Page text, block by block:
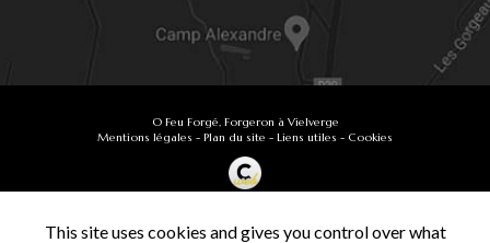
O Feu Forgé, Forgeron à Vielverge
Mentions légales - Plan du site - Liens utiles - Cookies
Secteur -En savoir +
This site uses cookies and gives you control over what